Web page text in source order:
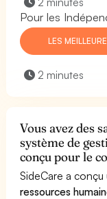
Pour les
LES
2 minutes
Vous avez des
système de
conçu pour le
SideCare a
ressources